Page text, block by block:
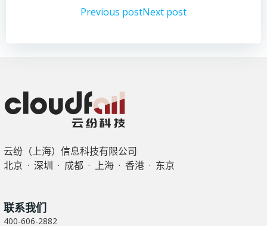
文
章
航
Previous post文
章
Next post
云纷（上海）信息科技有限公司
北京 · 深圳 · 成都 · 上海 · 香港 · 东京
联系我们
400-606-2882